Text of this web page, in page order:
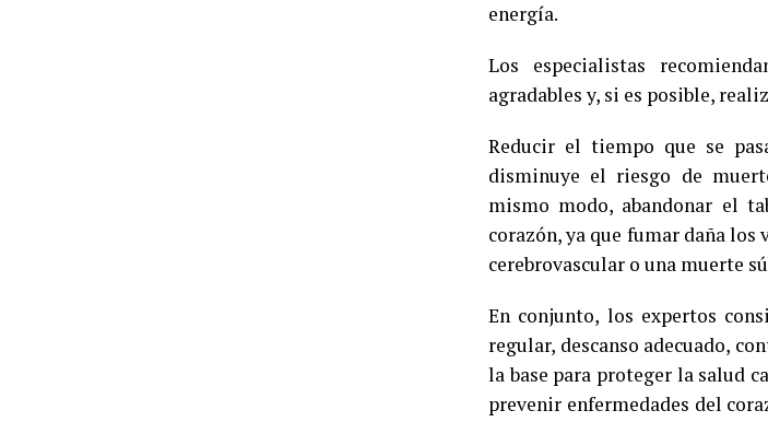
energía.
Los especialistas
agradables y, si es posible,
Reducir el tiempo que se
disminuye el riesgo de
mismo modo, abandonar el
corazón, ya que fumar daña
cerebrovascular o una muerte
En conjunto, los expertos
regular, descanso adecuado,
la base para proteger la salud
prevenir enfermedades del